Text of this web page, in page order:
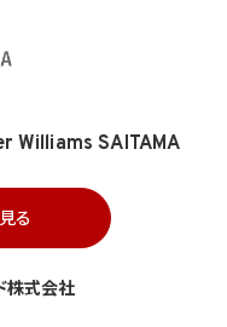
Williams SAITAMA
る
株式会社